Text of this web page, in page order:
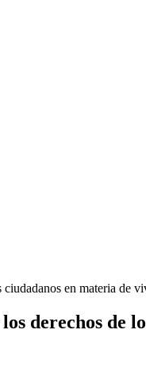
en materia de
derechos de